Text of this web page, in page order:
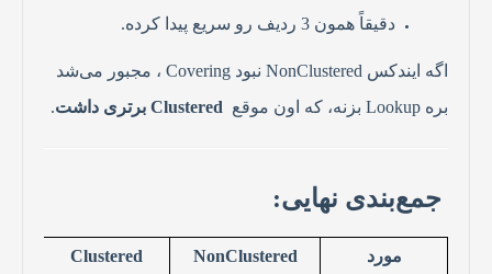
دقیقاً همون 3 ردیف رو سریع پیدا کرده
.
اگه ایندکس NonClustered نبود Covering ، مجبور می‌شد
بره Lookup بزنه، که اون موقع Clustered برتری داشت.
جمع‌بندی نهایی:
مورد
NonClustered
Clustered